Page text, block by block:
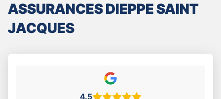
ASSURANCES DIEPPE SAINT
JACQUES
4.5